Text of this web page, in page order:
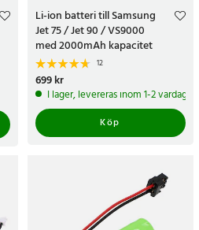
Li-ion batteri till Samsung
Jet 75 / Jet 90 / VS9000
med 2000mAh kapacitet
12
Pris:699 kr
699 kr
I lager, levereras inom 1-2 vardagar
Köp